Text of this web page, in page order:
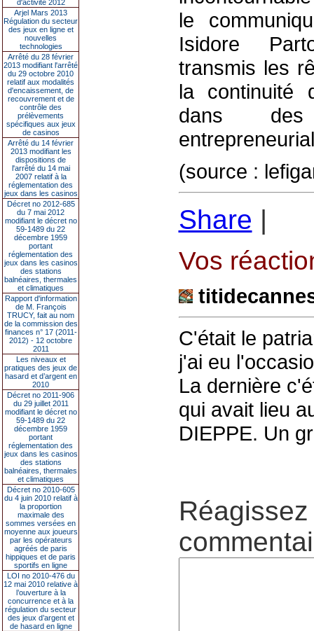
d'activité 2012
Arjel Mars 2013
Régulation du secteur
des jeux en ligne et
nouvelles
technologies
Arrêté du 28 février
2013 modifiant l'arrêté
du 29 octobre 2010
relatif aux modalités
d'encaissement, de
recouvrement et de
contrôle des
prélèvements
spécifiques aux jeux
de casinos
Arrêté du 14 février
2013 modifiant les
dispositions de
l'arrêté du 14 mai
2007 relatif à la
réglementation des
jeux dans les casinos
Décret no 2012-685
du 7 mai 2012
modifiant le décret no
59-1489 du 22
décembre 1959
portant
réglementation des
jeux dans les casinos
des stations
balnéaires, thermales
et climatiques
Rapport d'information
de M. François
TRUCY, fait au nom
de la commission des
finances n° 17 (2011-
2012) - 12 octobre
2011
Les niveaux et
pratiques des jeux de
hasard et d’argent en
2010
Décret no 2011-906
du 29 juillet 2011
modifiant le décret no
59-1489 du 22
décembre 1959
portant
réglementation des
jeux dans les casinos
des stations
balnéaires, thermales
et climatiques
Décret no 2010-605
du 4 juin 2010 relatif à
la proportion
maximale des
sommes versées en
moyenne aux joueurs
par les opérateurs
agréés de paris
hippiques et de paris
sportifs en ligne
LOI no 2010-476 du
12 mai 2010 relative à
l’ouverture à la
concurrence et à la
régulation du secteur
des jeux d’argent et
de hasard en ligne
le
Isidore
transmis les
la continuité
dans
(source :
Share |
Vos
C'était le
j'ai eu
La dernière
qui avait lieu
DIEPPE. Un